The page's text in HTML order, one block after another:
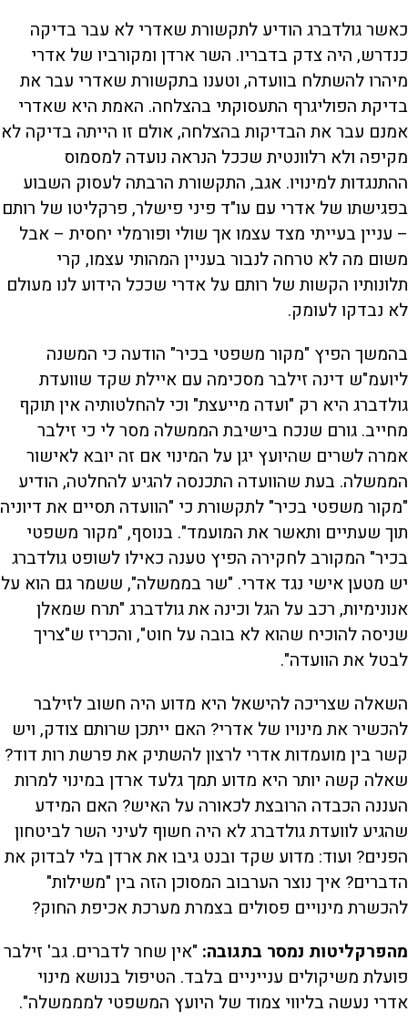
כאשר גולדברג הודיע לתקשורת שאדרי לא עבר בדיקה
כנדרש, היה צדק בדבריו. השר ארדן ומקורביו של אדרי
מיהרו להשתלח בוועדה, וטענו בתקשורת שאדרי עבר את
בדיקת הפוליגרף התעסוקתי בהצלחה. האמת היא שאדרי
אמנם עבר את הבדיקות בהצלחה, אולם זו הייתה בדיקה לא
מקיפה ולא רלוונטית שככל הנראה נועדה למסמוס
ההתנגדות למינויו. אגב, התקשורת הרבתה לעסוק השבוע
בפגישתו של אדרי עם עו"ד פיני פישלר, פרקליטו של רותם
– עניין בעייתי מצד עצמו אך שולי ופורמלי יחסית – אבל
משום מה לא טרחה לנבור בעניין המהותי עצמו, קרי
תלונותיו הקשות של רותם על אדרי שככל הידוע לנו מעולם
לא נבדקו לעומק.
בהמשך הפיץ "מקור משפטי בכיר" הודעה כי המשנה
ליועמ"ש דינה זילבר מסכימה עם איילת שקד שוועדת
גולדברג היא רק "ועדה מייעצת" וכי להחלטותיה אין תוקף
מחייב. גורם שנכח בישיבת הממשלה מסר לי כי זילבר
אמרה לשרים שהיועץ יגן על המינוי אם זה יובא לאישור
הממשלה. בעת שהוועדה התכנסה להגיע להחלטה, הודיע
"מקור משפטי בכיר" לתקשורת כי "הוועדה תסיים את דיוניה
תוך שעתיים ותאשר את המועמד". בנוסף, "מקור משפטי
בכיר" המקורב לחקירה הפיץ טענה כאילו לשופט גולדברג
יש מטען אישי נגד אדרי. "שר בממשלה", ששמר גם הוא על
אנונימיות, רכב על הגל וכינה את גולדברג "תרח שמאלן
שניסה להוכיח שהוא לא בובה על חוט", והכריז ש"צריך
לבטל את הוועדה".
השאלה שצריכה להישאל היא מדוע היה חשוב לזילבר
להכשיר את מינויו של אדרי? האם ייתכן שרותם צודק, ויש
קשר בין מועמדות אדרי לרצון להשתיק את פרשת רות דוד?
שאלה קשה יותר היא מדוע תמך גלעד ארדן במינוי למרות
העננה הכבדה הרובצת לכאורה על האיש? האם המידע
שהגיע לוועדת גולדברג לא היה חשוף לעיני השר לביטחון
הפנים? ועוד: מדוע שקד ובנט גיבו את ארדן בלי לבדוק את
הדברים? איך נוצר הערבוב המסוכן הזה בין "משילות"
להכשרת מינויים פסולים בצמרת מערכת אכיפת החוק?
מהפרקליטות נמסר בתגובה: "אין שחר לדברים. גב' זילבר
פועלת משיקולים ענייניים בלבד. הטיפול בנושא מינוי
אדרי נעשה בליווי צמוד של היועץ המשפטי למממשלה".